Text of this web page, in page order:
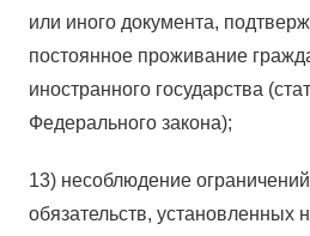
или иного документа,
постоянное проживание
иностранного государства
Федерального закона);
13) несоблюдение
обязательств, установленных